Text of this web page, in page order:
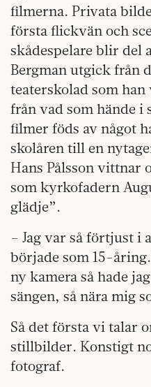
filmerna. Privata
första flickvän och
skådespelare blir del
Bergman utgick från
teaterskolad som
från vad som hände i
filmer föds av något
skolåren till en
Hans Pålsson vittnar
som kyrkofadern
glädje”.
– Jag var så förtjust i
började som 15-
ny kamera så hade
sängen, så nära mig
Så det första vi talar
stillbilder. Konstigt
fotograf.